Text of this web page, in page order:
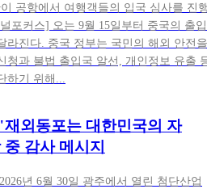
공항에서 여행객들의 입국 심사를 진
포커스] 오는 9월 15일부터 중국의 출입
라진다. 중국 정부는 국민의 해외 안전을
청과 불법 출입국 알선, 개인정보 유출
하기 위해...
외동포는 대한민국의 자
감사 메시지
년 6월 30일 광주에서 열린 첨단산업